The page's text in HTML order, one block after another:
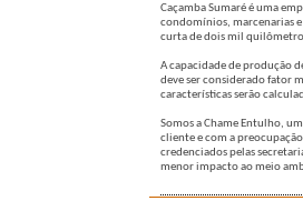
Caçamba Sumaré é uma
condomínios, marcenarias e
curta de dois mil
A capacidade de produção
deve ser considerado fator
características serão
Somos a Chame Entulho,
cliente e com a
credenciados pelas
menor impacto ao meio